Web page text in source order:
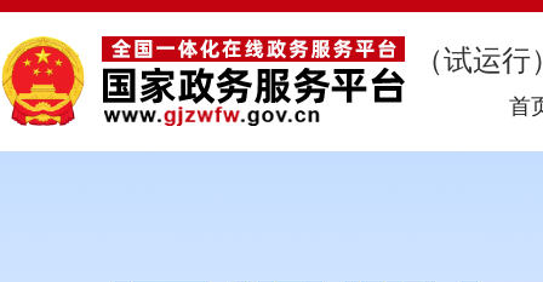
（试运行
首